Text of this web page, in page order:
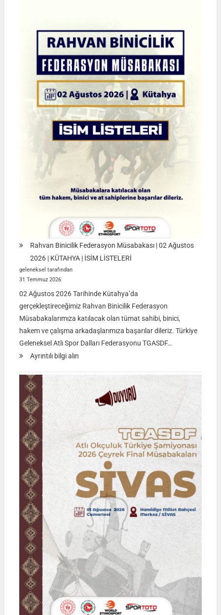
Türkiye
Şampiyonası
Yarı
Final
Müsabakaları
|
08-
09
2026
İSTANBUL
Rahvan Binicilik Federasyon Müsabakası | 02 Ağustos
2026 | KÜTAHYA | İSİM LİSTELERİ
geleneksel tarafından
31 Temmuz 2026
02 Ağustos 2026 Tarihinde Kütahya’da
gerçekleştireceğimiz Rahvan Binicilik Federasyon
Müsabakalarımıza katılacak olan tümat sahibi, binici,
hakem ve çalışma arkadaşlarımıza başarılar dileriz. Türkiye
Geleneksel Atlı Spor Dalları Federasyonu TGASDF…
Ayrıntılı bilgi alın:
Federasyon
Müsabakası
02
Ağustos
2026
|
KÜTAHYA
|
İSİM
LİSTELERİ